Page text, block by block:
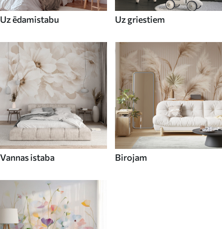
Uz ēdamistabu Uz griestiem
Vannas istaba Birojam